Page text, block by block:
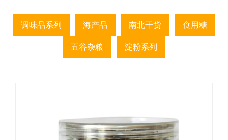
调味品系列 海产品 南北干货
食用糖
五谷杂粮
淀粉系列